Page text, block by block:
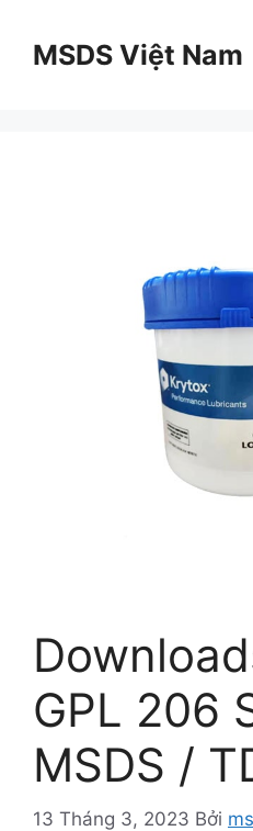
MSDS Việt Nam
GPL 206
MSDS /
13 Tháng 3, 2023 Bởi